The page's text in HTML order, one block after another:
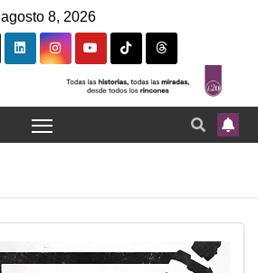
agosto 8, 2026